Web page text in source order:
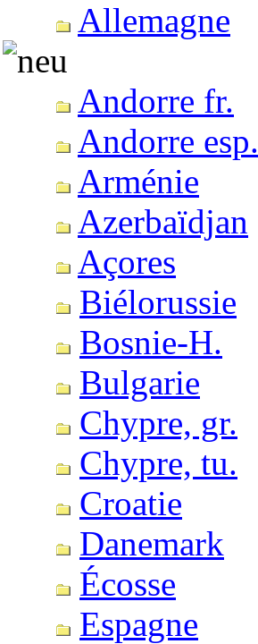
Allemagne
Andorre fr.
Andorre esp.
Arménie
Azerbaïdjan
Açores
Biélorussie
Bosnie-H.
Bulgarie
Chypre, gr.
Chypre, tu.
Croatie
Danemark
Écosse
Espagne